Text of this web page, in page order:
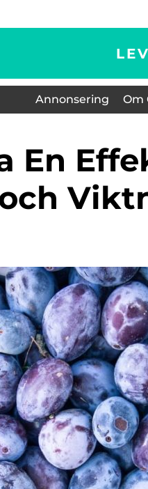
Annonsering Om